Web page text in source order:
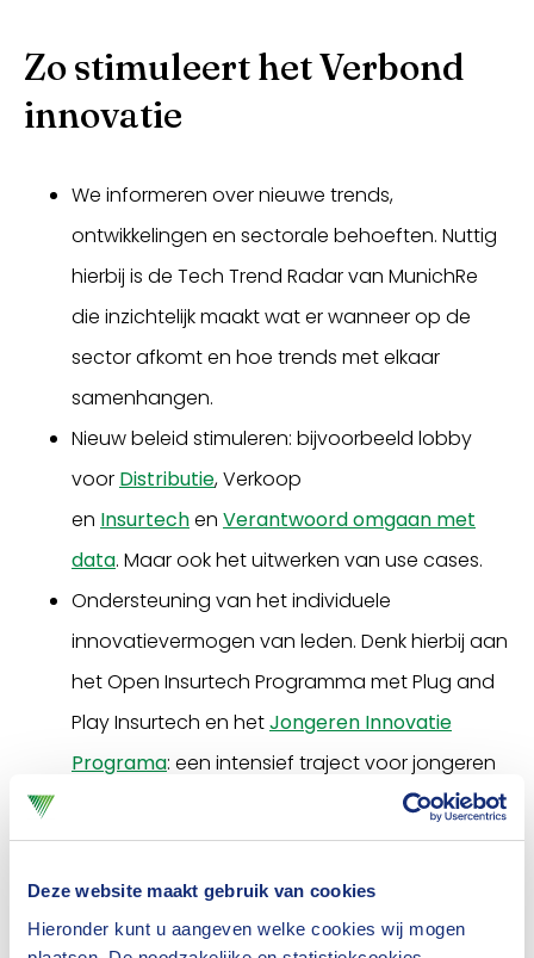
Deze website maakt gebruik van cookies
Hieronder kunt u aangeven welke cookies wij mogen
Zo stimuleert het Verbond
innovatie
We informeren over nieuwe trends,
ontwikkelingen en sectorale behoeften. Nuttig
hierbij is de Tech Trend Radar van MunichRe
die inzichtelijk maakt wat er wanneer op de
sector afkomt en hoe trends met elkaar
samenhangen.
Nieuw beleid stimuleren: bijvoorbeeld lobby
voor Distributie, Verkoop
en Insurtechen Verantwoord omgaan met
data. Maar ook het uitwerken van use cases.
Ondersteuning van het individuele
innovatievermogen van leden. Denk hierbij aan
het Open Insurtech Programma met Plug and
Play Insurtech en hetJongeren Innovatie
Programa: een intensief traject voor jongeren
werkzaam bij verzekeringsmaatschappijen,
waarin zij hun krachten bundelen om
klantgerichte, toekomstbestendige innovaties
te ontwikkelen.